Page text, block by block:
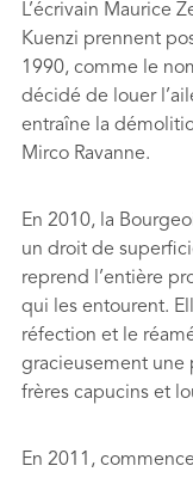
L’écrivain Maurice
Kuenzi prennent
1990, comme le
décidé de louer
entraîne la
Mirco Ravanne.
En 2010, la
un droit de
reprend l’entière
qui les entourent.
réfection et le
gracieusement une
frères capucins et
En 2011,